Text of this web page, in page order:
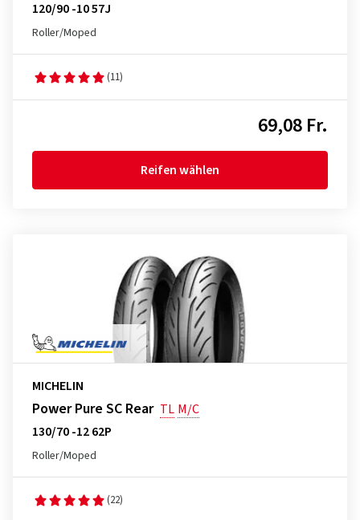
120/90 -10 57J
Roller/Moped
(11)
69,08 Fr.
Reifen wählen
MICHELIN
Power Pure SC Rear TL M/C
130/70 -12 62P
Roller/Moped
(22)